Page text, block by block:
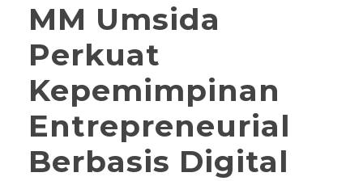
MM Umsida
Perkuat
Kepemimpinan
Entrepreneurial
Berbasis Digital